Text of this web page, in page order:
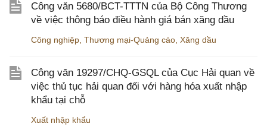
Công văn 5680/BCT-TTTN của Bộ Công Thương
về việc thông báo điều hành giá bán xăng dầu
Công nghiệp Thương mại-Quảng cáo Xăng dầu
Công văn 19297/CHQ-GSQL của Cục Hải quan về
việc thủ tục hải quan đối với hàng hóa xuất nhập
khẩu tại chỗ
Xuất nhập khẩu